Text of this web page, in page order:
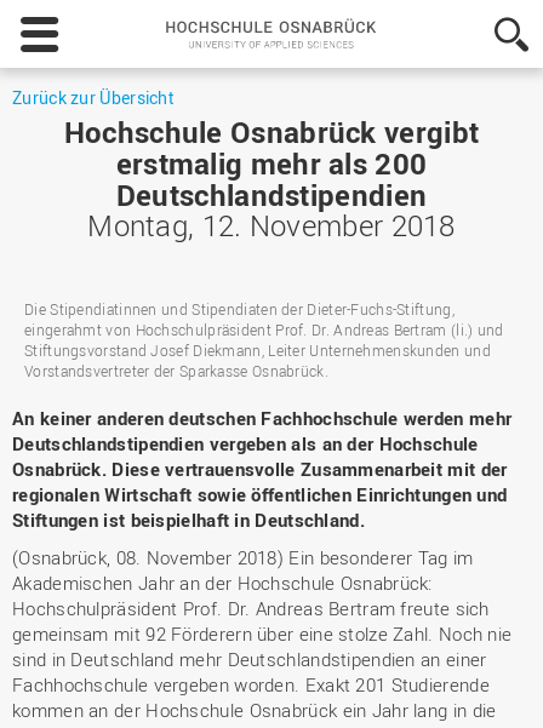
Hochschule
Osnabrück
-
Applied
Sciences
Zurück zur Übersicht
Hochschule Osnabrück vergibt
erstmalig mehr als 200
Deutschlandstipendien
Montag, 12. November 2018
Die Stipendiatinnen und Stipendiaten der Dieter-Fuchs-Stiftung,
eingerahmt von Hochschulpräsident Prof. Dr. Andreas Bertram (li.) und
Stiftungsvorstand Josef Diekmann, Leiter Unternehmenskunden und
Vorstandsvertreter der Sparkasse Osnabrück.
An keiner anderen deutschen Fachhochschule werden mehr
Deutschlandstipendien vergeben als an der Hochschule
Osnabrück. Diese vertrauensvolle Zusammenarbeit mit der
regionalen Wirtschaft sowie öffentlichen Einrichtungen und
Stiftungen ist beispielhaft in Deutschland.
(Osnabrück, 08. November 2018) Ein besonderer Tag im
Akademischen Jahr an der Hochschule Osnabrück:
Hochschulpräsident Prof. Dr. Andreas Bertram freute sich
gemeinsam mit 92 Förderern über eine stolze Zahl. Noch nie
sind in Deutschland mehr Deutschlandstipendien an einer
Fachhochschule vergeben worden. Exakt 201 Studierende
kommen an der Hochschule Osnabrück ein Jahr lang in die